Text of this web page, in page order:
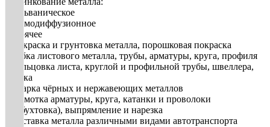
• гальваническое
• термодиффузионное
• горячее
• Покраска и грунтовка металла, порошковая покраска
• Гибка листового металла, трубы, арматуры, круга, профиля
• Вальцовка листа, круглой и профильной трубы, швеллера,
уголка
• Сварка чёрных и нержавеющих металлов
• Размотка арматуры, круга, катанки и проволоки
(разбухтовка), выпрямление и нарезка
• Доставка металла различными видами автотранспорта